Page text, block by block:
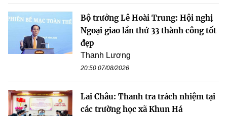
Bộ trưởng Lê Hoài Trung: Hội nghị
Ngoại giao lần thứ 33 thành công tốt
đẹp
Thanh Lương
20:50 07/08/2026
Lai Châu: Thanh tra trách nhiệm tại
các trường học xã Khun Há